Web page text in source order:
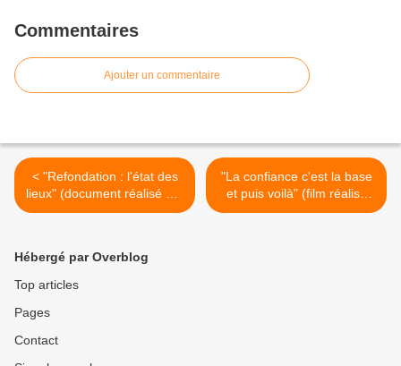
Commentaires
Ajouter un commentaire
< "Refondation : l'état des
lieux" (document réalisé par
ToutEduc avec la Ligue de
"La confiance c'est la base
et puis voilà" (film réalisé
par Claude Mouriéirias pour
Hébergé par Overblog
Top articles
Pages
Contact